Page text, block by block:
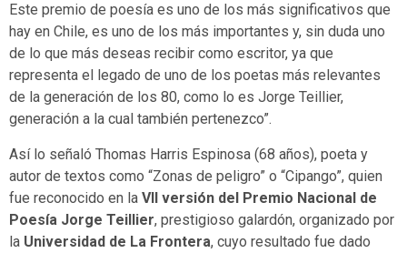
Este premio de poesía es uno de los más significativos que
hay en Chile, es uno de los más importantes y, sin duda uno
de lo que más deseas recibir como escritor, ya que
representa el legado de uno de los poetas más relevantes
de la generación de los 80, como lo es Jorge Teillier,
generación a la cual también pertenezco”.
Así lo señaló Thomas Harris Espinosa (68 años), poeta y
autor de textos como “Zonas de peligro” o “Cipango”, quien
fue reconocido en la VII versión del Premio Nacional de
Poesía Jorge Teillier, prestigioso galardón, organizado por
la Universidad de La Frontera, cuyo resultado fue dado